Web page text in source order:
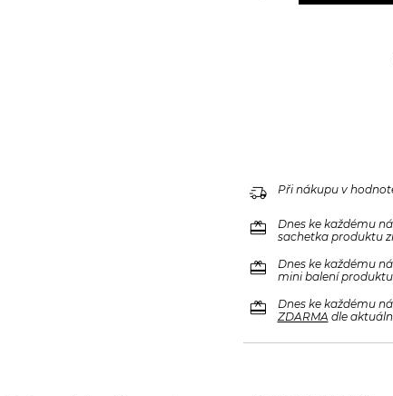
delivery_truck_speed Při nákupu v
redeem Dnes ke každému
sachetka produktu
redeem Dnes ke každému
mini balení produktu
redeem Dnes ke každému
ZDARMA dle